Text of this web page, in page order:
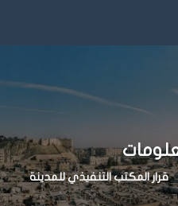
قرار المكتب التنفيذي للمدينة